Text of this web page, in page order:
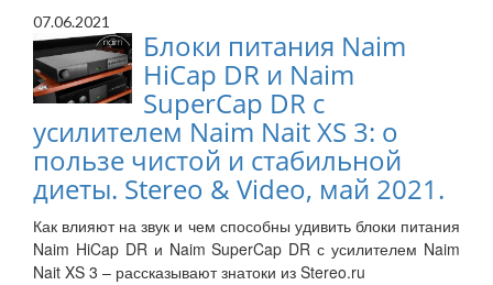
07.06.2021
Блоки питания Naim
HiCap DR и Naim
SuperCap DR с
усилителем Naim Nait XS 3: о
пользе чистой и стабильной
диеты. Stereo & Video, май 2021.
Как влияют на звук и чем способны удивить блоки питания
Naim HiCap DR и Naim SuperCap DR с усилителем Naim
Nait XS 3 – рассказывают знатоки из Stereo.ru